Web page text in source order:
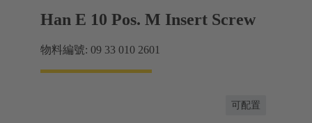
Han E 10 Pos. M Insert Screw
物料編號: 09 33 010 2601
可配置